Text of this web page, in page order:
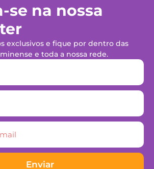
se na nossa
exclusivos e fique por dentro das
e toda a nossa rede.
Enviar